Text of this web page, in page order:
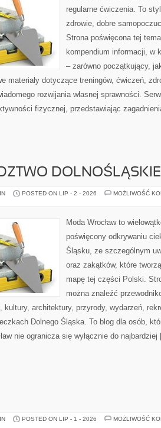
regularne ćwiczenia. To
zdrowie, dobre
Strona poświęcona tej
kompendium informacji, w
– zarówno początkujący,
materiały dotyczące treningów, ćwiczeń,
rozwijania własnej sprawności.
fizycznej, przedstawiając
DOLNOŚLĄSKIE
POSTED ON LIP - 2 - 2026
MOŻLIWOŚĆ
Moda Wrocław to
poświęcony odkrywaniu
Śląsku, ze szczególnym
oraz zakątków, które
mapę tej części Polski.
można znaleźć
kultury, architektury, przyrody, wydarzeń,
Dolnego Śląska. To blog dla osób,
nie ogranicza się wyłącznie do
POSTED ON LIP - 1 - 2026
MOŻLIWOŚĆ